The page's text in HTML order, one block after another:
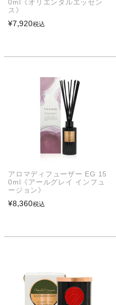
0ml《オリエンタルエッセン
ス》
¥7,920税込
アロマディフューザー EG 15
0ml《アールグレイ インフュ
ージョン》
¥8,360税込